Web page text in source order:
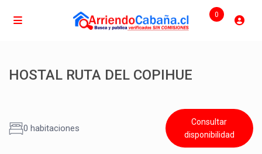
0
HOSTAL RUTA DEL COPIHUE
0 habitaciones
Consultar
disponibilidad